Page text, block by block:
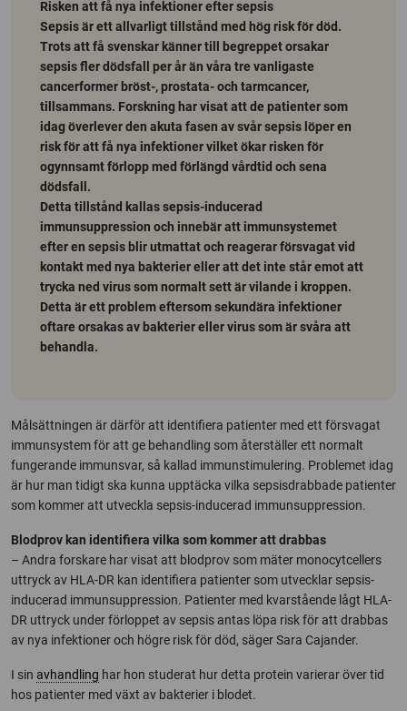
Risken att få nya infektioner efter sepsis
Sepsis är ett allvarligt tillstånd med hög risk för död.
Trots att få svenskar känner till begreppet orsakar
sepsis fler dödsfall per år än våra tre vanligaste
cancerformer bröst-, prostata- och tarmcancer,
tillsammans. Forskning har visat att de patienter som
idag överlever den akuta fasen av svår sepsis löper en
risk för att få nya infektioner vilket ökar risken för
ogynnsamt förlopp med förlängd vårdtid och sena
dödsfall.
Detta tillstånd kallas sepsis-inducerad
immunsuppression och innebär att immunsystemet
efter en sepsis blir utmattat och reagerar försvagat vid
kontakt med nya bakterier eller att det inte står emot att
trycka ned virus som normalt sett är vilande i kroppen.
Detta är ett problem eftersom sekundära infektioner
oftare orsakas av bakterier eller virus som är svåra att
behandla.
Målsättningen är därför att identifiera patienter med ett försvagat
immunsystem för att ge behandling som återställer ett normalt
fungerande immunsvar, så kallad immunstimulering. Problemet idag
är hur man tidigt ska kunna upptäcka vilka sepsisdrabbade patienter
som kommer att utveckla sepsis-inducerad immunsuppression.
Blodprov kan identifiera vilka som kommer att drabbas
– Andra forskare har visat att blodprov som mäter monocytcellers
uttryck av HLA-DR kan identifiera patienter som utvecklar sepsis-
inducerad immunsuppression. Patienter med kvarstående lågt HLA-
DR uttryck under förloppet av sepsis antas löpa risk för att drabbas
av nya infektioner och högre risk för död, säger Sara Cajander.
I sin avhandling har hon studerat hur detta protein varierar över tid
hos patienter med växt av bakterier i blodet.